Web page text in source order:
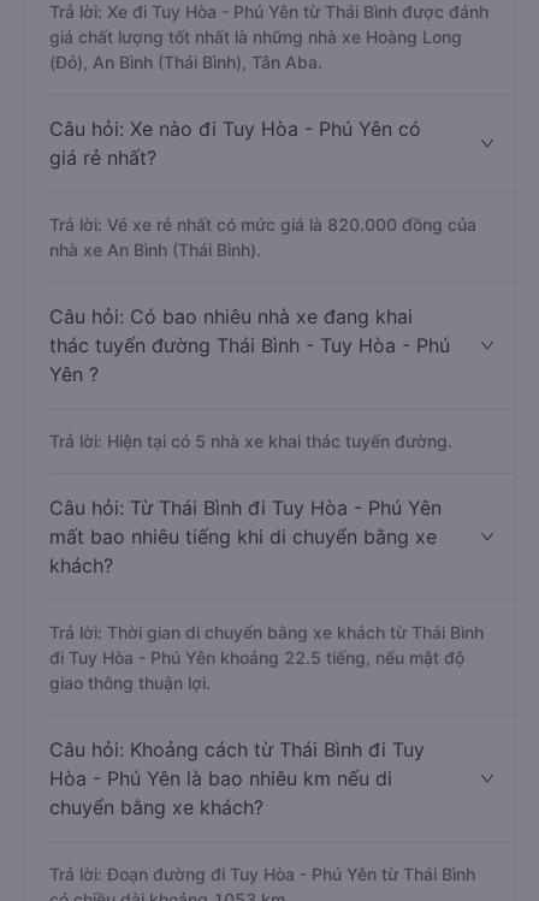
Trả lời: Xe đi Tuy Hòa - Phú Yên từ Thái Bình được đánh
giá chất lượng tốt nhất là những nhà xe Hoàng Long
(Đỏ), An Bình (Thái Bình), Tân Aba.
Câu hỏi: Xe nào đi Tuy Hòa - Phú Yên có
giá rẻ nhất?
Trả lời: Vé xe rẻ nhất có mức giá là 820.000 đồng của
nhà xe An Bình (Thái Bình).
Câu hỏi: Có bao nhiêu nhà xe đang khai
thác tuyến đường Thái Bình - Tuy Hòa - Phú
Yên ?
Trả lời: Hiện tại có 5 nhà xe khai thác tuyến đường.
Câu hỏi: Từ Thái Bình đi Tuy Hòa - Phú Yên
mất bao nhiêu tiếng khi di chuyển bằng xe
khách?
Trả lời: Thời gian di chuyển bằng xe khách từ Thái Bình
đi Tuy Hòa - Phú Yên khoảng 22.5 tiếng, nếu mật độ
giao thông thuận lợi.
Câu hỏi: Khoảng cách từ Thái Bình đi Tuy
Hòa - Phú Yên là bao nhiêu km nếu di
chuyển bằng xe khách?
Trả lời: Đoạn đường đi Tuy Hòa - Phú Yên từ Thái Bình